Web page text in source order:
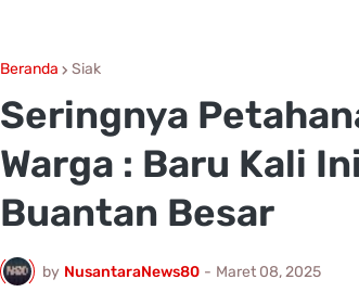
Beranda Siak
Seringnya
Warga : Baru Kali
Buantan Besar
by NusantaraNews80 - Maret 08, 2025